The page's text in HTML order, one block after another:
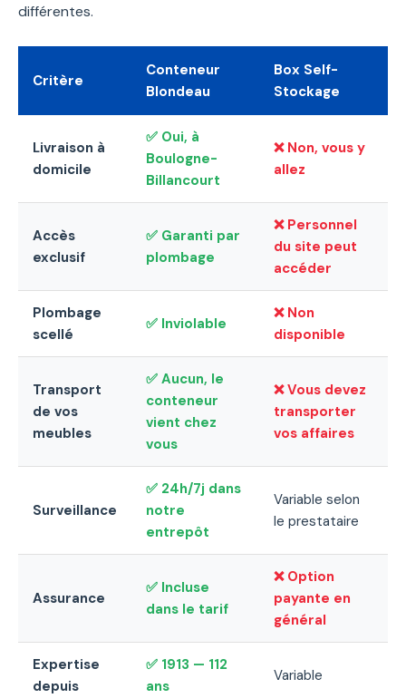
différentes.
Critère
Conteneur
Blondeau
Box Self-
Stockage
Livraison à
domicile
✅ Oui, à
Boulogne-
Billancourt
❌ Non, vous y
allez
Accès
exclusif
✅ Garanti par
plombage
❌ Personnel
du site peut
accéder
Plombage
scellé
✅ Inviolable
❌ Non
disponible
Transport
de vos
meubles
✅ Aucun, le
conteneur
vient chez
vous
❌ Vous devez
transporter
vos affaires
Surveillance
✅ 24h/7j dans
notre
entrepôt
Variable selon
le prestataire
Assurance
✅ Incluse
dans le tarif
❌ Option
payante en
général
Expertise
depuis
✅ 1913 — 112
ans
Variable